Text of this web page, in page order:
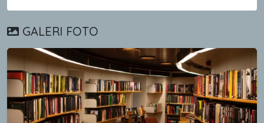
GALERI FOTO